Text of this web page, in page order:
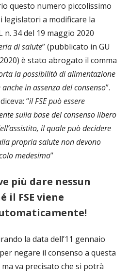
questo numero piccolissimo
legislatori a modificare la
34 del 19 maggio 2020
di salute” (pubblicato in GU
è stato abrogato il comma
la possibilità di alimentazione
in assenza del consenso”.
“il FSE può essere
sulla base del consenso libero
il quale può decidere
propria salute non devono
medesimo”
più dare nessun
il FSE viene
la data dell’11 gennaio
negare il consenso a questa
va precisato che si potrà